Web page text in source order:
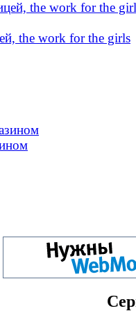
the work for the girls